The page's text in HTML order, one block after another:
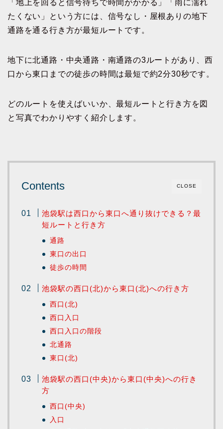
「地上を回ると信号待ちで時間がかかる」「雨に濡れ
たくない」という方には、信号なし・屋根ありの地下
通路を通る行き方が最短ルートです。
地下に北通路・中央通路・南通路の3ルートがあり、西
口から東口までの徒歩の時間は最短で約2分30秒です。
どのルートを使えばいいか、最短ルートと行き方を図
と写真でわかりやすく紹介します。
CLOSE
Contents
池袋駅は西口から東口へ通り抜けできる？最
短ルートと行き方
通路
東口の出口
徒歩の時間
池袋駅の西口(北)から東口(北)への行き方
西口(北)
西口入口
西口入口の階段
北通路
東口(北)
池袋駅の西口(中央)から東口(中央)への行き
方
西口(中央)
入口